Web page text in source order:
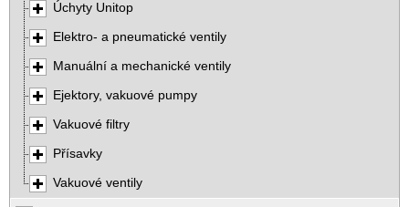
Úchyty Unitop
Elektro- a pneumatické ventily
Manuální a mechanické ventily
Ejektory, vakuové pumpy
Vakuové filtry
Přísavky
Vakuové ventily